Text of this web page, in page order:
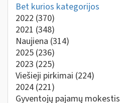
Bet kurios kategorijos
2022 (370)
2021 (348)
Naujiena (314)
2025 (236)
2023 (225)
Viešieji pirkimai (224)
2024 (221)
Gyventojų pajamų mokestis